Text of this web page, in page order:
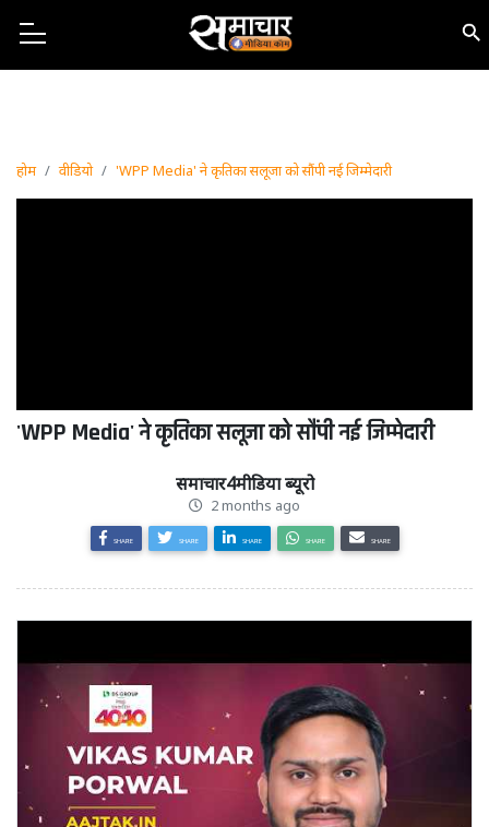
होम वीडियो 'WPP Media' ने कृतिका सलूजा को सौंपी नई जिम्मेदारी
'WPP Media' ने कृतिका सलूजा को सौंपी नई जिम्मेदारी
समाचार4मीडिया ब्यूरो
2 months ago
SHARE SHARE SHARE SHARE SHARE